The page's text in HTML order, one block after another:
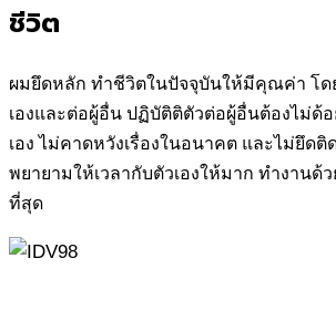
ชีวิต
ผมยึดหลัก ทำชีวิตในปัจจุบันให้มีคุณค่า โด
เองและต่อผู้อื่น ปฏิบัติติตัวต่อผู้อื่นต้องไม่ด้
เอง ไม่คาดหวังเรื่องในอนาคต และไม่ยึดติ
พยายามให้เวลากับตัวเองให้มาก ทำงานด้
ที่สุด